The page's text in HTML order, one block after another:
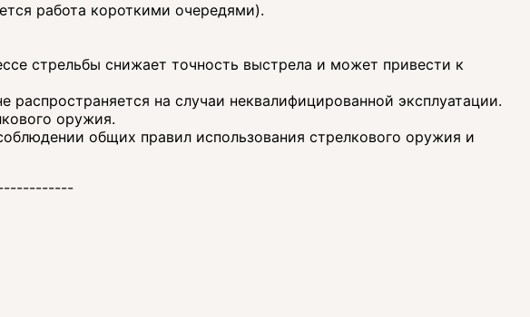
работа короткими очередями).
стрельбы снижает точность выстрела и может привести к
распространяется на случаи неквалифицированной эксплуатации.
оружия.
общих правил использования стрелкового оружия и